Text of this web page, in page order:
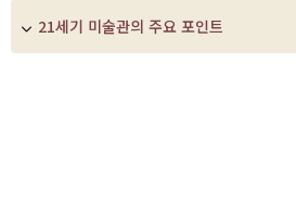
21세기 미술관의 주요 포인트